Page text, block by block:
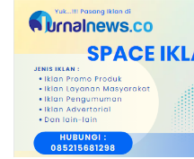
Ski & Snowboard Training
Centre at Empire City,